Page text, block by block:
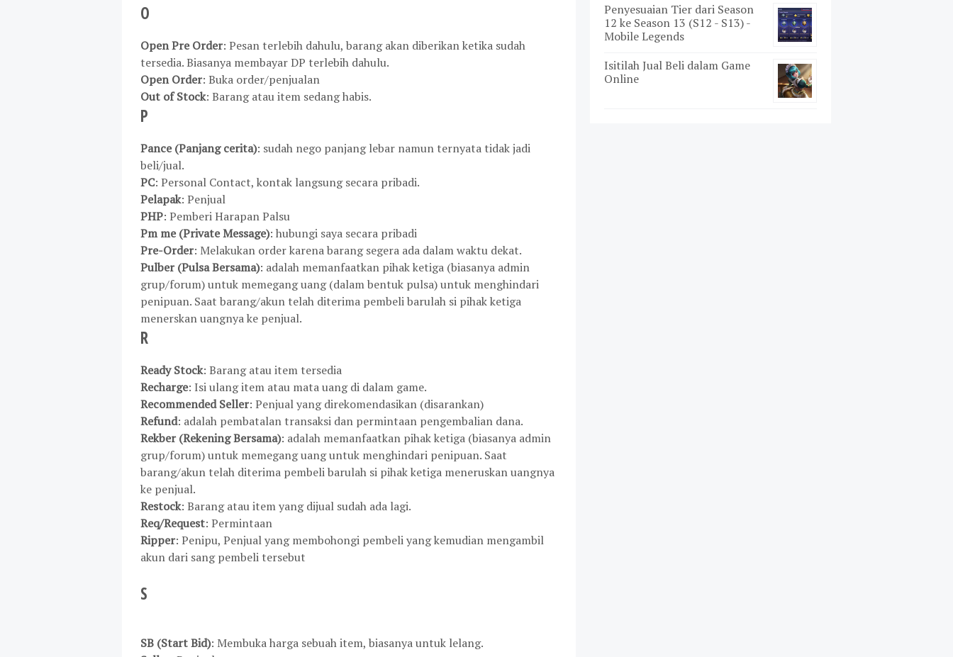
O
Open Pre Order: Pesan terlebih dahulu, barang akan diberikan ketika sudah
tersedia. Biasanya membayar DP terlebih dahulu.
Open Order: Buka order/penjualan
Out of Stock: Barang atau item sedang habis.
P
Pance (Panjang cerita): sudah nego panjang lebar namun ternyata tidak jadi
beli/jual.
PC: Personal Contact, kontak langsung secara pribadi.
Pelapak: Penjual
PHP: Pemberi Harapan Palsu
Pm me (Private Message): hubungi saya secara pribadi
Pre-Order: Melakukan order karena barang segera ada dalam waktu dekat.
Pulber (Pulsa Bersama): adalah memanfaatkan pihak ketiga (biasanya admin
grup/forum) untuk memegang uang (dalam bentuk pulsa) untuk menghindari
penipuan. Saat barang/akun telah diterima pembeli barulah si pihak ketiga
menerskan uangnya ke penjual.
R
Ready Stock: Barang atau item tersedia
Recharge: Isi ulang item atau mata uang di dalam game.
Recommended Seller: Penjual yang direkomendasikan (disarankan)
Refund: adalah pembatalan transaksi dan permintaan pengembalian dana.
Rekber (Rekening Bersama): adalah memanfaatkan pihak ketiga (biasanya admin
grup/forum) untuk memegang uang untuk menghindari penipuan. Saat
barang/akun telah diterima pembeli barulah si pihak ketiga meneruskan uangnya
ke penjual.
Restock: Barang atau item yang dijual sudah ada lagi.
Req/Request: Permintaan
Ripper: Penipu, Penjual yang membohongi pembeli yang kemudian mengambil
akun dari sang pembeli tersebut
S
SB (Start Bid): Membuka harga sebuah item, biasanya untuk lelang.
Penyesuaian Tier dari Season
12 ke Season 13 (S12 - S13) -
Mobile Legends
Isitilah Jual Beli dalam Game
Online